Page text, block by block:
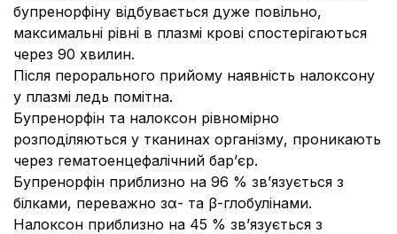
бупренорфіну відбувається дуже повільно,
максимальні рівні в плазмі крові спостерігаються
через 90 хвилин.
Після перорального прийому наявність налоксону
у плазмі ледь помітна.
Бупренорфін та налоксон рівномірно
розподіляються у тканинах організму, проникають
через гематоенцефалічний бар’єр.
Бупренорфін приблизно на 96 % зв’язується з
білками, переважно зα- та β-глобулінами.
Налоксон приблизно на 45 % зв’язується з